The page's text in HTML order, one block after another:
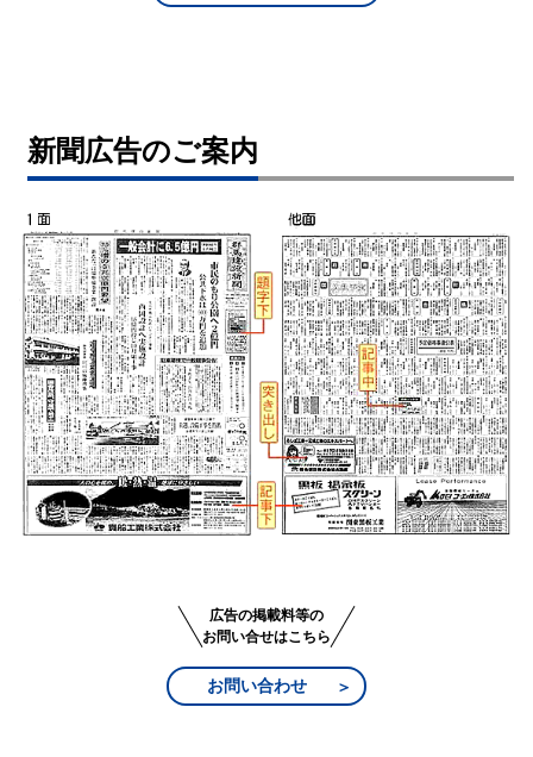
新聞広告のご案内
広告の掲載料等の
お問い合せはこちら
お問い合わせ